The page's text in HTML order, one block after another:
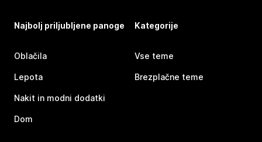
Najbolj priljubljene panoge
Oblačila
Lepota
Nakit in modni dodatki
Dom
Kategorije
Vse teme
Brezplačne teme